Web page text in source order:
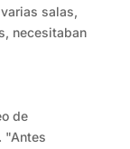
salas,
necesitaban
de
"Antes